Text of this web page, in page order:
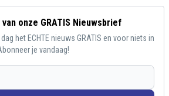
onze GRATIS Nieuwsbrief
dag het ECHTE nieuws GRATIS en voor niets in
je vandaag!